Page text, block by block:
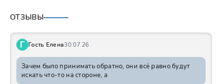
ОТЗЫВЫ
Г Гость Елена30.07.26
Зачем было принимать обратно, они всё равно будут
искать что-то на стороне, а